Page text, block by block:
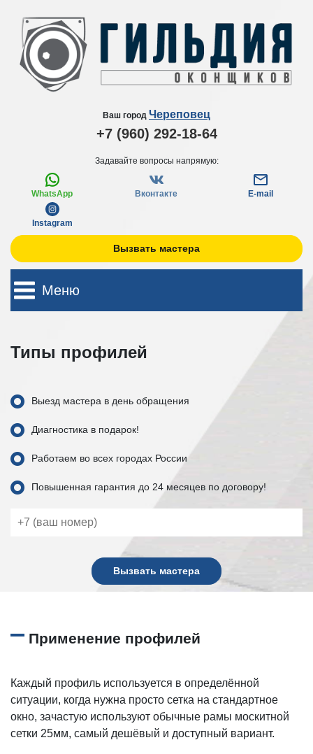
Ваш город Череповец
+7 (960) 292-18-64
Задавайте вопросы напрямую:
WhatsApp Вконтакте E-mail
Instagram
Вызвать мастера
Меню
Типы профилей
Выезд мастера в день обращения
Диагностика в подарок!
Работаем во всех городах России
Повышенная гарантия до 24 месяцев по договору!
Вызвать мастера
Применение профилей
Каждый профиль используется в определённой
ситуации, когда нужна просто сетка на стандартное
окно, зачастую используют обычные рамы москитной
сетки 25мм, самый дешёвый и доступный вариант.